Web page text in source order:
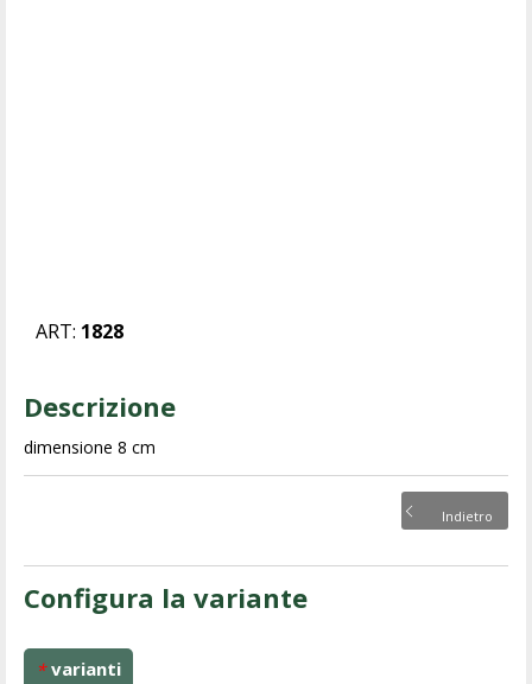
ART: 1828
Descrizione
dimensione 8 cm
Indietro
Configura la variante
* varianti